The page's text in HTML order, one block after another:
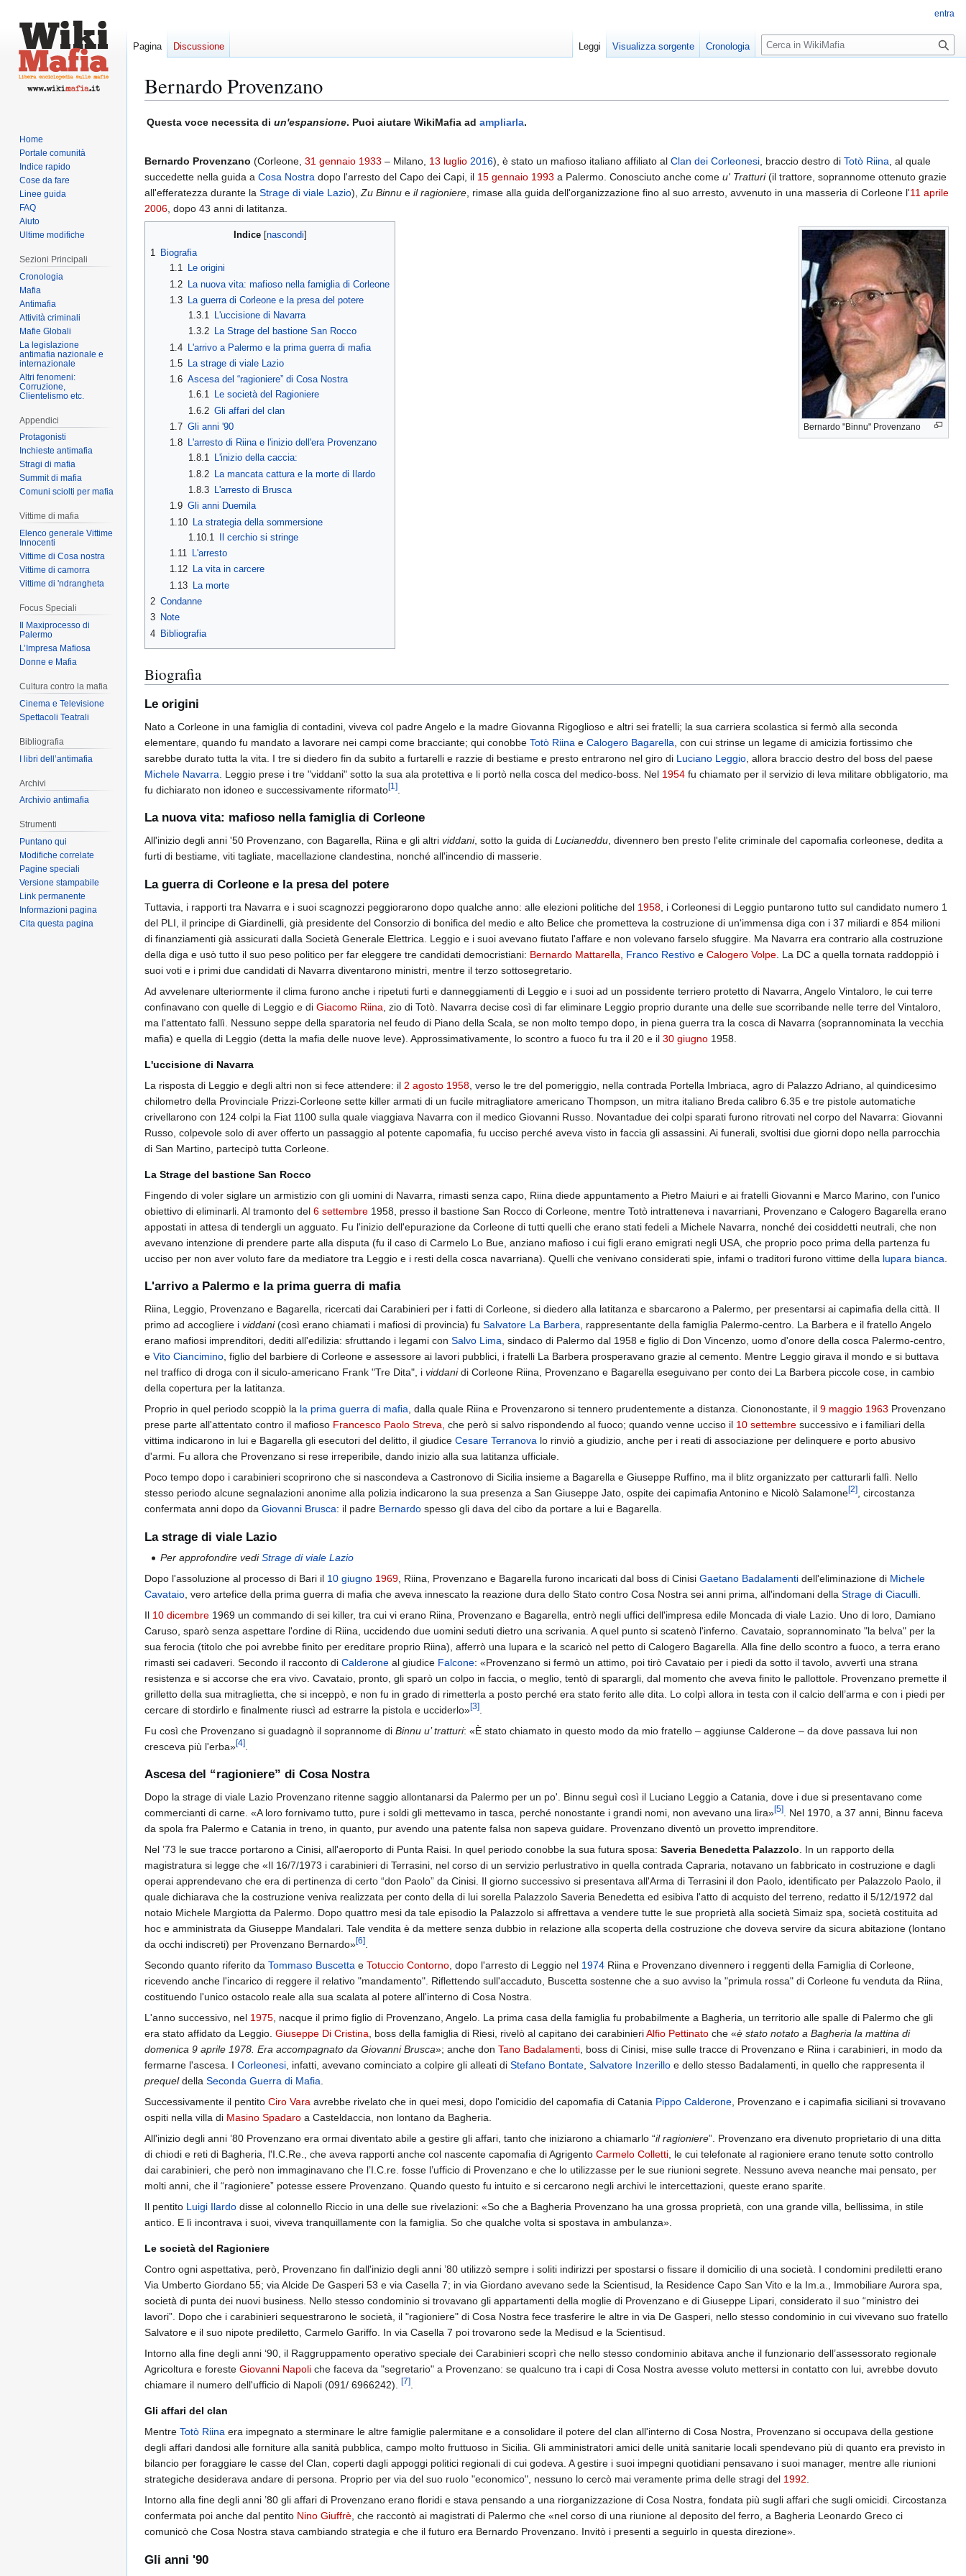
Bernardo Provenzano
Vai
Vai
Questa voce necessita di un'espansione. Puoi aiutare WikiMafia ad ampliarla.
Bernardo Provenzano (Corleone, 31 gennaio 1933 – Milano, 13 luglio 2016), è stato un mafioso italiano affiliato al Clan dei Corleonesi, braccio destro di Totò Riina, al quale
succedette nella guida a Cosa Nostra dopo l'arresto del Capo dei Capi, il 15 gennaio 1993 a Palermo. Conosciuto anche come u' Tratturi(il trattore, soprannome ottenuto grazie
all'efferatezza durante la Strage di viale Lazio),Zu Binnu e il ragioniere, rimase alla guida dell'organizzazione fino al suo arresto, avvenuto in una masseria di Corleone l'11 aprile
2006, dopo 43 anni di latitanza.
Bernardo "Binnu" Provenzano
Indice
1 Biografia
1.1
Le origini
1.2
La nuova vita: mafioso nella famiglia di Corleone
1.3
La guerra di Corleone e la presa del potere
1.3.1 L'uccisione di Navarra
1.3.2 La Strage del bastione San Rocco
1.4
L'arrivo a Palermo e la prima guerra di mafia
1.5
La strage di viale Lazio
1.6 Ascesa del “ragioniere” di Cosa Nostra
1.6.1 Le società del Ragioniere
1.6.2 Gli affari del clan
1.7 Gli anni '90
1.8
L'arresto di Riina e l'inizio dell'era Provenzano
1.8.1 L'inizio della caccia:
1.8.2 La mancata cattura e la morte di Ilardo
1.8.3 L'arresto di Brusca
1.9 Gli anni Duemila
1.10 La strategia della sommersione
1.10.1
Il cerchio si stringe
1.11
L'arresto
1.12
La vita in carcere
1.13 La morte
2 Condanne
3 Note
4 Bibliografia
Biografia
Le origini
Nato a Corleone in una famiglia di contadini, viveva col padre Angelo e la madre Giovanna Rigoglioso e altri sei fratelli; la sua carriera scolastica si fermò alla seconda
elementare, quando fu mandato a lavorare nei campi come bracciante; qui conobbe Totò Riina e Calogero Bagarella , con cui strinse un legame di amicizia fortissimo che
sarebbe durato tutta la vita. I tre si diedero fin da subito a furtarelli e razzie di bestiame e presto entrarono nel giro di Luciano Leggio , allora braccio destro del boss del paese
Michele Navarra . Leggio prese i tre "viddani" sotto la sua ala protettiva e li portò nella cosca del medico-boss. Nel 1954 fu chiamato per il servizio di leva militare obbligatorio, ma
fu dichiarato non idoneo e successivamente riformato[1 ]
La nuova vita: mafioso nella famiglia di Corleone
All'inizio degli anni '50 Provenzano, con Bagarella, Riina e gli altri viddani, sotto la guida di Lucianeddu, divennero ben presto l'elite criminale del capomafia corleonese, dedita a
furti di bestiame, viti tagliate, macellazione clandestina, nonché all'incendio di masserie.
La guerra di Corleone e la presa del potere
Tuttavia, i rapporti tra Navarra e i suoi scagnozzi peggiorarono dopo qualche anno: alle elezioni politiche del 1958 , i Corleonesi di Leggio puntarono tutto sul candidato numero 1
del PLI, il principe di Giardinelli, già presidente del Consorzio di bonifica del medio e alto Belice che prometteva la costruzione di un'immensa diga con i 37 miliardi e 854 milioni
di finanziamenti già assicurati dalla Società Generale Elettrica. Leggio e i suoi avevano fiutato l'affare e non volevano farselo sfuggire. Ma Navarra era contrario alla costruzione
della diga e usò tutto il suo peso politico per far eleggere tre candidati democristiani: Bernardo Mattarella Franco Restivo e Calogero Volpe . La DC a quella tornata raddoppiò i
suoi voti e i primi due candidati di Navarra diventarono ministri, mentre il terzo sottosegretario.
Ad avvelenare ulteriormente il clima furono anche i ripetuti furti e danneggiamenti di Leggio e i suoi ad un possidente terriero protetto di Navarra, Angelo Vintaloro, le cui terre
confinavano con quelle di Leggio e di Giacomo Riina , zio di Totò. Navarra decise così di far eliminare Leggio proprio durante una delle sue scorribande nelle terre del Vintaloro,
ma l'attentato fallì. Nessuno seppe della sparatoria nel feudo di Piano della Scala, se non molto tempo dopo, in piena guerra tra la cosca di Navarra (soprannominata la vecchia
mafia) e quella di Leggio (detta la mafia delle nuove leve). Approssimativamente, lo scontro a fuoco fu tra il 20 e il 30 giugno 1958.
L'uccisione di Navarra
La risposta di Leggio e degli altri non si fece attendere: il 2 agosto 1958 , verso le tre del pomeriggio, nella contrada Portella Imbriaca, agro di Palazzo Adriano, al quindicesimo
chilometro della Provinciale Prizzi-Corleone sette killer armati di un fucile mitragliatore americano Thompson, un mitra italiano Breda calibro 6.35 e tre pistole automatiche
crivellarono con 124 colpi la Fiat 1100 sulla quale viaggiava Navarra con il medico Giovanni Russo. Novantadue dei colpi sparati furono ritrovati nel corpo del Navarra: Giovanni
Russo, colpevole solo di aver offerto un passaggio al potente capomafia, fu ucciso perché aveva visto in faccia gli assassini. Ai funerali, svoltisi due giorni dopo nella parrocchia
di San Martino, partecipò tutta Corleone.
La Strage del bastione San Rocco
Fingendo di voler siglare un armistizio con gli uomini di Navarra, rimasti senza capo, Riina diede appuntamento a Pietro Maiuri e ai fratelli Giovanni e Marco Marino, con l'unico
obiettivo di eliminarli. Al tramonto del 6 settembre 1958, presso il bastione San Rocco di Corleone, mentre Totò intratteneva i navarriani, Provenzano e Calogero Bagarella erano
appostati in attesa di tendergli un agguato. Fu l'inizio dell'epurazione da Corleone di tutti quelli che erano stati fedeli a Michele Navarra, nonché dei cosiddetti neutrali, che non
avevano intenzione di prendere parte alla disputa (fu il caso di Carmelo Lo Bue, anziano mafioso i cui figli erano emigrati negli USA, che proprio poco prima della partenza fu
ucciso per non aver voluto fare da mediatore tra Leggio e i resti della cosca navarriana). Quelli che venivano considerati spie, infami o traditori furono vittime della lupara bianca
L'arrivo a Palermo e la prima guerra di mafia
Riina, Leggio, Provenzano e Bagarella, ricercati dai Carabinieri per i fatti di Corleone, si diedero alla latitanza e sbarcarono a Palermo, per presentarsi ai capimafia della città. Il
primo ad accogliere i viddani(così erano chiamati i mafiosi di provincia) fu Salvatore La Barbera, rappresentante della famiglia Palermo-centro. La Barbera e il fratello Angelo
erano mafiosi imprenditori, dediti all'edilizia: sfruttando i legami con Salvo Lima, sindaco di Palermo dal 1958 e figlio di Don Vincenzo, uomo d'onore della cosca Palermo-centro,
e Vito Ciancimino, figlio del barbiere di Corleone e assessore ai lavori pubblici, i fratelli La Barbera prosperavano grazie al cemento. Mentre Leggio girava il mondo e si buttava
nel traffico di droga con il siculo-americano Frank "Tre Dita", i viddanidi Corleone Riina, Provenzano e Bagarella eseguivano per conto dei La Barbera piccole cose, in cambio
della copertura per la latitanza.
Proprio in quel periodo scoppiò la la prima guerra di mafia, dalla quale Riina e Provenzarono si tennero prudentemente a distanza. Ciononostante, il 9 maggio 1963 Provenzano
prese parte all'attentato contro il mafioso Francesco Paolo Streva, che però si salvo rispondendo al fuoco; quando venne ucciso il 10 settembre successivo e i familiari della
vittima indicarono in lui e Bagarella gli esecutori del delitto, il giudice Cesare Terranova lo rinviò a giudizio, anche per i reati di associazione per delinquere e porto abusivo
d'armi. Fu allora che Provenzano si rese irreperibile, dando inizio alla sua latitanza ufficiale.
Poco tempo dopo i carabinieri scoprirono che si nascondeva a Castronovo di Sicilia insieme a Bagarella e Giuseppe Ruffino, ma il blitz organizzato per catturarli fallì. Nello
stesso periodo alcune segnalazioni anonime alla polizia indicarono la sua presenza a San Giuseppe Jato, ospite dei capimafia Antonino e Nicolò Salamone[2], circostanza
confermata anni dopo da Giovanni Brusca: il padre Bernardo spesso gli dava del cibo da portare a lui e Bagarella.
La strage di viale Lazio
Per approfondire vediStrage di viale Lazio
Dopo l'assoluzione al processo di Bari il 10 giugno 1969 , Riina, Provenzano e Bagarella furono incaricati dal boss di Cinisi Gaetano Badalamenti dell'eliminazione di Michele
Cavataio , vero artefice della prima guerra di mafia che aveva innescato la reazione dura dello Stato contro Cosa Nostra sei anni prima, all'indomani della Strage di Ciaculli
Il 10 dicembre 1969 un commando di sei killer, tra cui vi erano Riina, Provenzano e Bagarella, entrò negli uffici dell'impresa edile Moncada di viale Lazio. Uno di loro, Damiano
Caruso, sparò senza aspettare l'ordine di Riina, uccidendo due uomini seduti dietro una scrivania. A quel punto si scatenò l'inferno. Cavataio, soprannominato "la belva" per la
sua ferocia (titolo che poi avrebbe finito per ereditare proprio Riina), afferrò una lupara e la scaricò nel petto di Calogero Bagarella. Alla fine dello scontro a fuoco, a terra erano
rimasti sei cadaveri. Secondo il racconto di Calderone al giudice Falcone: «Provenzano si fermò un attimo, poi tirò Cavataio per i piedi da sotto il tavolo, avvertì una strana
resistenza e si accorse che era vivo. Cavataio, pronto, gli sparò un colpo in faccia, o meglio, tentò di sparargli, dal momento che aveva finito le pallottole. Provenzano premette il
grilletto della sua mitraglietta, che si inceppò, e non fu in grado di rimetterla a posto perché era stato ferito alle dita. Lo colpì allora in testa con il calcio dell’arma e con i piedi per
cercare di stordirlo e finalmente riuscì ad estrarre la pistola e ucciderlo»[3]
Fu così che Provenzano si guadagnò il soprannome di Binnu u’ tratturi: «È stato chiamato in questo modo da mio fratello – aggiunse Calderone – da dove passava lui non
cresceva più l'erba»[4]
Ascesa del “ragioniere” di Cosa Nostra
Dopo la strage di viale Lazio Provenzano ritenne saggio allontanarsi da Palermo per un po'. Binnu seguì così il Luciano Leggio a Catania, dove i due si presentavano come
commercianti di carne. «A loro fornivamo tutto, pure i soldi gli mettevamo in tasca, perché nonostante i grandi nomi, non avevano una lira»[5]. Nel 1970, a 37 anni, Binnu faceva
da spola fra Palermo e Catania in treno, in quanto, pur avendo una patente falsa non sapeva guidare. Provenzano diventò un provetto imprenditore.
Nel ’73 le sue tracce portarono a Cinisi, all'aeroporto di Punta Raisi. In quel periodo conobbe la sua futura sposa: Saveria Benedetta Palazzolo. In un rapporto della
magistratura si legge che «Il 16/7/1973 i carabinieri di Terrasini, nel corso di un servizio perlustrativo in quella contrada Capraria, notavano un fabbricato in costruzione e dagli
operai apprendevano che era di pertinenza di certo “don Paolo” da Cinisi. Il giorno successivo si presentava all'Arma di Terrasini il don Paolo, identificato per Palazzolo Paolo, il
quale dichiarava che la costruzione veniva realizzata per conto della di lui sorella Palazzolo Saveria Benedetta ed esibiva l'atto di acquisto del terreno, redatto il 5/12/1972 dal
notaio Michele Margiotta da Palermo. Dopo quattro mesi da tale episodio la Palazzolo si affrettava a vendere tutte le sue proprietà alla società Simaiz spa, società costituita ad
hoc e amministrata da Giuseppe Mandalari. Tale vendita è da mettere senza dubbio in relazione alla scoperta della costruzione che doveva servire da sicura abitazione (lontano
da occhi indiscreti) per Provenzano Bernardo»[6].
Secondo quanto riferito da Tommaso Buscetta e Totuccio Contorno, dopo l'arresto di Leggio nel 1974 Riina e Provenzano divennero i reggenti della Famiglia di Corleone,
ricevendo anche l'incarico di reggere il relativo "mandamento". Riflettendo sull'accaduto, Buscetta sostenne che a suo avviso la "primula rossa" di Corleone fu venduta da Riina,
costituendo l'unico ostacolo reale alla sua scalata al potere all'interno di Cosa Nostra.
L'anno successivo, nel 1975, nacque il primo figlio di Provenzano, Angelo. La prima casa della famiglia fu probabilmente a Bagheria, un territorio alle spalle di Palermo che gli
era stato affidato da Leggio. Giuseppe Di Cristina, boss della famiglia di Riesi, rivelò al capitano dei carabinieriAlfio Pettinato che «è stato notato a Bagheria la mattina di
domenica 9 aprile 1978. Era accompagnato da Giovanni Brusca»; anche don Tano Badalamenti, boss di Cinisi, mise sulle tracce di Provenzano e Riina i carabinieri, in modo da
fermarne l'ascesa. I Corleonesi, infatti, avevano cominciato a colpire gli alleati di Stefano Bontate, Salvatore Inzerillo e dello stesso Badalamenti, in quello che rappresenta il
prequeldella Seconda Guerra di Mafia.
Successivamente il pentito Ciro Vara avrebbe rivelato che in quei mesi, dopo l'omicidio del capomafia di Catania Pippo Calderone, Provenzano e i capimafia siciliani si trovavano
ospiti nella villa di Masino Spadaro a Casteldaccia, non lontano da Bagheria.
All'inizio degli anni ’80 Provenzano era ormai diventato abile a gestire gli affari, tanto che iniziarono a chiamarlo “il ragioniere”. Provenzano era divenuto proprietario di una ditta
di chiodi e reti di Bagheria, l'I.C.Re., che aveva rapporti anche col nascente capomafia di Agrigento Carmelo Colletti, le cui telefonate al ragioniere erano tenute sotto controllo
dai carabinieri, che però non immaginavano che l’I.C.re. fosse l’ufficio di Provenzano e che lo utilizzasse per le sue riunioni segrete. Nessuno aveva neanche mai pensato, per
molti anni, che il “ragioniere” potesse essere Provenzano. Quando questo fu intuito e si cercarono negli archivi le intercettazioni, queste erano sparite.
Il pentito Luigi Ilardo disse al colonnello Riccio in una delle sue rivelazioni: «So che a Bagheria Provenzano ha una grossa proprietà, con una grande villa, bellissima, in stile
antico. E lì incontrava i suoi, viveva tranquillamente con la famiglia. So che qualche volta si spostava in ambulanza».
Le società del Ragioniere
Contro ogni aspettativa, però, Provenzano fin dall'inizio degli anni ’80 utilizzò sempre i soliti indirizzi per spostarsi o fissare il domicilio di una società. I condomini prediletti erano
Via Umberto Giordano 55; via Alcide De Gasperi 53 e via Casella 7; in via Giordano avevano sede la Scientisud, la Residence Capo San Vito e la Im.a., Immobiliare Aurora spa,
società di punta dei nuovi business. Nello stesso condominio si trovavano gli appartamenti della moglie di Provenzano e di Giuseppe Lipari, considerato il suo “ministro dei
lavori”. Dopo che i carabinieri sequestrarono le società, il "ragioniere" di Cosa Nostra fece trasferire le altre in via De Gasperi, nello stesso condominio in cui vivevano suo fratello
Salvatore e il suo nipote prediletto, Carmelo Gariffo. In via Casella 7 poi trovarono sede la Medisud e la Scientisud.
Intorno alla fine degli anni ‘90, il Raggruppamento operativo speciale dei Carabinieri scoprì che nello stesso condominio abitava anche il funzionario dell’assessorato regionale
Agricoltura e foreste Giovanni Napoli che faceva da "segretario" a Provenzano: se qualcuno tra i capi di Cosa Nostra avesse voluto mettersi in contatto con lui, avrebbe dovuto
chiamare il numero dell'ufficio di Napoli (091/ 6966242). [7].
Gli affari del clan
Mentre Totò Riina era impegnato a sterminare le altre famiglie palermitane e a consolidare il potere del clan all'interno di Cosa Nostra, Provenzano si occupava della gestione
degli affari dandosi alle forniture alla sanità pubblica, campo molto fruttuoso in Sicilia. Gli amministratori amici delle unità sanitarie locali spendevano più di quanto era previsto in
bilancio per foraggiare le casse del Clan, coperti dagli appoggi politici regionali di cui godeva. A gestire i suoi impegni quotidiani pensavano i suoi manager, mentre alle riunioni
strategiche desiderava andare di persona. Proprio per via del suo ruolo "economico", nessuno lo cercò mai veramente prima delle stragi del 1992.
Intorno alla fine degli anni ’80 gli affari di Provenzano erano floridi e stava pensando a una riorganizzazione di Cosa Nostra, fondata più sugli affari che sugli omicidi. Circostanza
confermata poi anche dal pentito Nino Giuffrè, che raccontò ai magistrati di Palermo che «nel corso di una riunione al deposito del ferro, a Bagheria Leonardo Greco ci
comunicò che Cosa Nostra stava cambiando strategia e che il futuro era Bernardo Provenzano. Invitò i presenti a seguirlo in questa direzione».
Gli anni '90
entra
Pagina Discussione Leggi Visualizza sorgente Cronologia
R
i
r
Home
Portale comunità
Indice rapido
Cose da fare
Linee guida
FAQ
Aiuto
Ultime modifiche
Sezioni Principali
Cronologia
Mafia
Antimafia
Attività criminali
Mafie Globali
La legislazione
antimafia nazionale e
internazionale
Altri fenomeni:
Corruzione,
Clientelismo etc.
Appendici
Protagonisti
Inchieste antimafia
Stragi di mafia
Summit di mafia
Comuni sciolti per mafia
Vittime di mafia
Elenco generale Vittime
Innocenti
Vittime di Cosa nostra
Vittime di camorra
Vittime di 'ndrangheta
Focus Speciali
Il Maxiprocesso di
Palermo
L’Impresa Mafiosa
Donne e Mafia
Cultura contro la mafia
Cinema e Televisione
Spettacoli Teatrali
Bibliografia
I libri dell’antimafia
Archivi
Archivio antimafia
Strumenti
Puntano qui
Modifiche correlate
Pagine speciali
Versione stampabile
Link permanente
Informazioni pagina
Cita questa pagina